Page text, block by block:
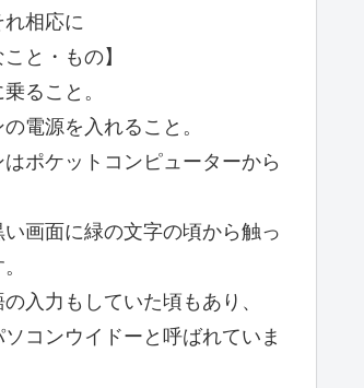
相応に
こと・もの】
ること。
電源を入れること。
ポケットコンピューターから
い画面に緑の文字の頃から触っ
入力もしていた頃もあり、
コンウイドーと呼ばれていま